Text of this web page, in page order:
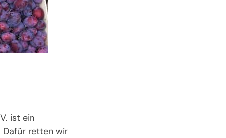
ist ein
Dafür retten wir